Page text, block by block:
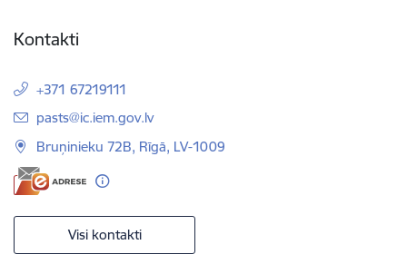
Kontakti
+371 67219111
E-pasts:
pasts@ic.iem.gov.lv
Bruņinieku 72B, Rīgā, LV-1009
Visi kontakti